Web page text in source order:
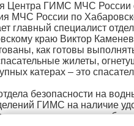
Центра ГИМС МЧС России
МЧС России по
главный специалист
краю Виктор
как готовы
жилеты,
катерах – это
безопасности на
ГИМС на наличие
кодексы об